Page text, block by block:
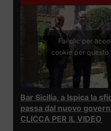
Fai clic per
cookie per questo
Bar Sicilia, a Ispica la
passa dal nuovo
CLICCA PER IL VIDEO